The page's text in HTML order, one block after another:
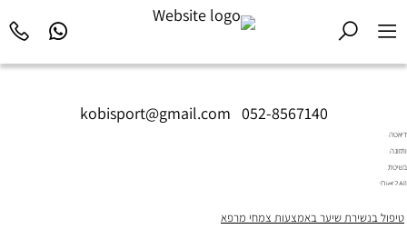
kobisport@gmail.com 052-8567140
דיאטה
ותזונה
בשיטת
Diet2All:
שמאחורי
טיפול בנשירת שיער באמצעות צמחי מרפא